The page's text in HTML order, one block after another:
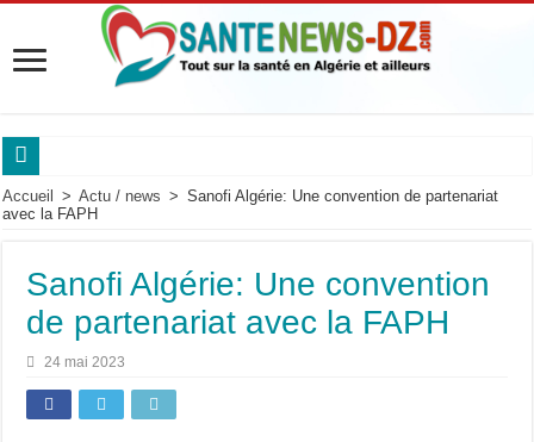
Sanofi Algérie mobilise les experts des maladies respiratoires.
Maladie de Pompe : le Pr Dammene appelle à mieux reconnaître les signes
Maladie de Pompe : les experts alertent sur l’urgence d’un diagnostic précoce
Saidal et Boehringer Ingelheim: Produire localement des traitements innovants
Roche Algérie renforce la coopération africaine.
Accueil > Actu / news > Sanofi Algérie: Une convention de partenariat
avec la FAPH
Sanofi Algérie: Une convention
de partenariat avec la FAPH
24 mai 2023